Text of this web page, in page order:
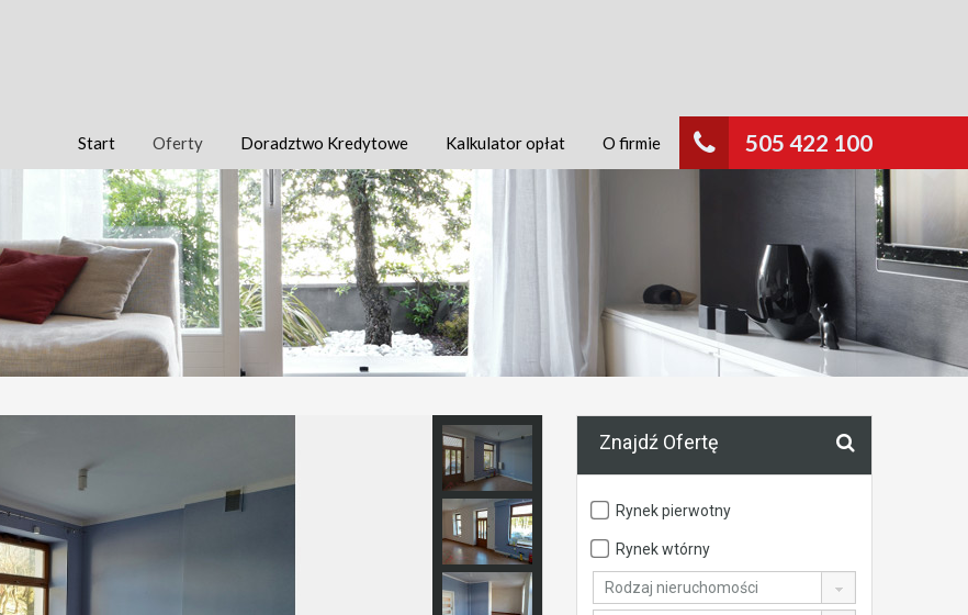
505 422 100
Start Oferty Doradztwo Kredytowe Kalkulator opłat O firmie
Znajdź Ofertę
Rynek pierwotny
Rynek wtórny
Rodzaj nieruchomości